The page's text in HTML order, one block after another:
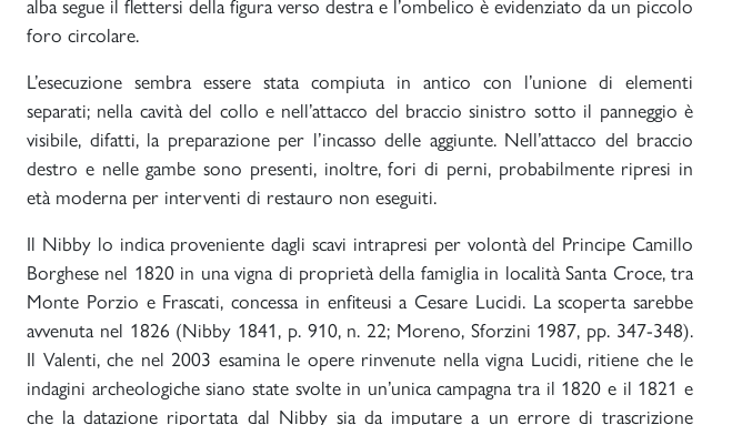
foro circolare.
L’esecuzione sembra essere stata compiuta in antico con l’unione di elementi
separati; nella cavità del collo e nell’attacco del braccio sinistro sotto il panneggio è
visibile, difatti, la preparazione per l’incasso delle aggiunte. Nell’attacco del braccio
destro e nelle gambe sono presenti, inoltre, fori di perni, probabilmente ripresi in
età moderna per interventi di restauro non eseguiti.
Il Nibby lo indica proveniente dagli scavi intrapresi per volontà del Principe Camillo
Borghese nel 1820 in una vigna di proprietà della famiglia in località Santa Croce, tra
Monte Porzio e Frascati, concessa in enfiteusi a Cesare Lucidi. La scoperta sarebbe
avvenuta nel 1826 (Nibby 1841, p. 910, n. 22; Moreno, Sforzini 1987, pp. 347-348).
Il Valenti, che nel 2003 esamina le opere rinvenute nella vigna Lucidi, ritiene che le
indagini archeologiche siano state svolte in un’unica campagna tra il 1820 e il 1821 e
che la datazione riportata dal Nibby sia da imputare a un errore di trascrizione